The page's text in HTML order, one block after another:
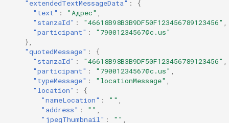
"extendedTextMessageData" :
{
"text" : "Адрес" ,
"stanzaId" : "46618B98B3B9DF50F123456789123456" ,
"participant" :
"79001234567@c.us"
},
"quotedMessage" :
{
"stanzaId" : "46618B98B3B9DF50F123456789123456" ,
"participant" : "79001234567@c.us" ,
"typeMessage" : "locationMessage" ,
"location" :
{
"nameLocation" : "" ,
"address" : "" ,
"jpegThumbnail" : "" ,